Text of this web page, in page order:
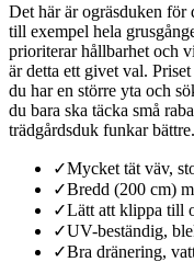
Det här är ogräsduken för
till exempel hela
prioriterar hållbarhet och
är detta ett givet val.
du har en större yta och
du bara ska täcka små
trädgårdsduk funkar bättre.
✓Mycket tät väv,
✓Bredd (200 cm)
✓Lätt att klippa till
✓UV-beständig,
✓Bra dränering,